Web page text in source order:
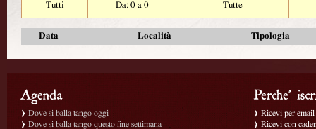
Tutti
Da: 0 a 0 Tutte
Data Località Tipologia
Dove si balla tango oggi
Dove si balla tango questo fine settimana
Ricevi per
Ricevi con